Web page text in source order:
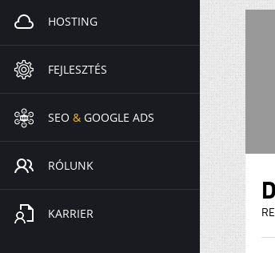
HOSTING
FEJLESZTÉS
SEO & GOOGLE ADS
RÓLUNK
KARRIER